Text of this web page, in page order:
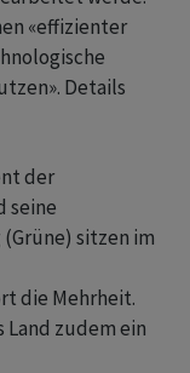
«effizienter
Details
der
seine
sitzen im
die Mehrheit.
Land zudem ein